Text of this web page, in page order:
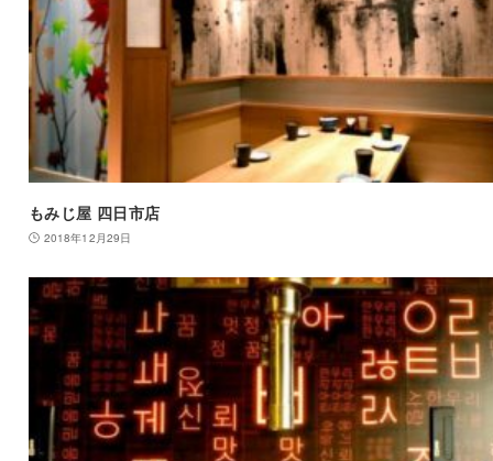
もみじ屋 四日市店
2018年12月29日